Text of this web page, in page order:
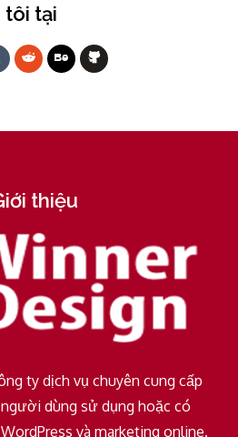
tôi tại
thiệu
ty dịch vụ chuyên cung cấp
dùng sử dụng hoặc có
và marketing online.